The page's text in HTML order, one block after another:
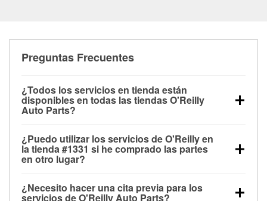
Preguntas Frecuentes
¿Todos los servicios en tienda están
disponibles en todas las tiendas O'Reilly
Auto Parts?
las pruebas de batería, pruebas de alternador y
motor de arranque, revisión de la luz “Check Engine”
con O'Reilly VeriScan® e instalación de
limpiaparabrisas o bombillas, están disponibles en
todas las tiendas O'Reilly Auto Parts. La tienda
¿Puedo utilizar los servicios de O'Reilly en
la tienda #1331 si he comprado las partes
en otro lugar?
de O'Reilly Auto Parts que estén disponibles en la
¿Necesito hacer una cita previa para los
servicios de O'Reilly Auto Parts?